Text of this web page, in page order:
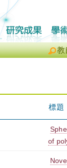
教
標題
of